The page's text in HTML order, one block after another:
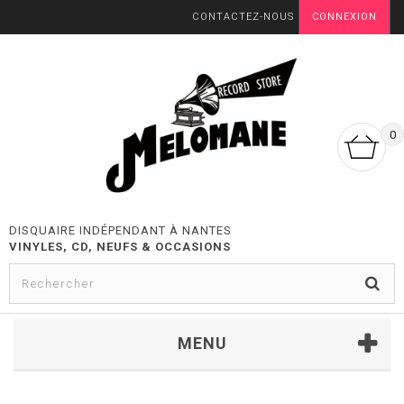
CONNEXION
CONTACTEZ-NOUS
0
DISQUAIRE INDÉPENDANT À NANTES
VINYLES, CD, NEUFS & OCCASIONS
MENU